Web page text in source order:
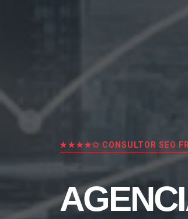
★★★★✩ CONSULTOR SEO